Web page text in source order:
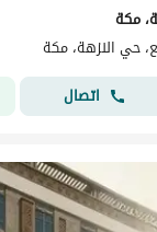
مكة
حي النزهة، مكة
اتصال